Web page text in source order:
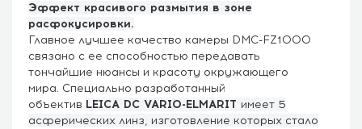
Эффект красивого размытия в зоне
расфокусировки.
Главное лучшее качество камеры DMC-FZ1000
связано с ее способностью передавать
тончайшие нюансы и красоту окружающего
мира. Специально разработанный
объектив LEICA DC VARIO-ELMARIT имеет 5
асферических линз, изготовление которых стало